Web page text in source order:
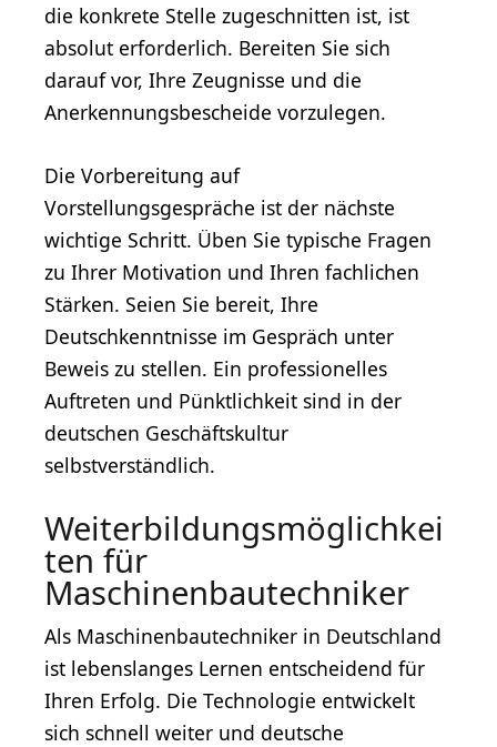
die konkrete Stelle zugeschnitten ist, ist
absolut erforderlich. Bereiten Sie sich
darauf vor, Ihre Zeugnisse und die
Anerkennungsbescheide vorzulegen.
Die Vorbereitung auf
Vorstellungsgespräche ist der nächste
wichtige Schritt. Üben Sie typische Fragen
zu Ihrer Motivation und Ihren fachlichen
Stärken. Seien Sie bereit, Ihre
Deutschkenntnisse im Gespräch unter
Beweis zu stellen. Ein professionelles
Auftreten und Pünktlichkeit sind in der
deutschen Geschäftskultur
selbstverständlich.
Weiterbildungsmöglichkei
ten für
Maschinenbautechniker
Als Maschinenbautechniker in Deutschland
ist lebenslanges Lernen entscheidend für
Ihren Erfolg. Die Technologie entwickelt
sich schnell weiter und deutsche